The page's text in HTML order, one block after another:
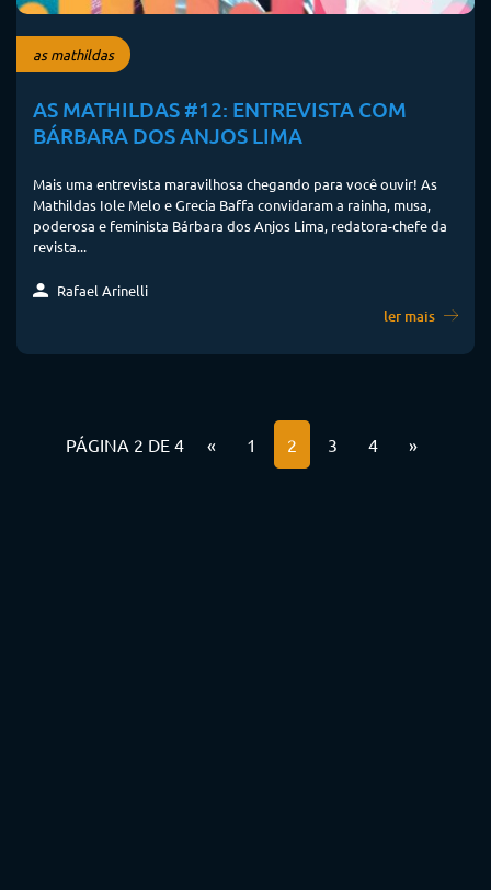
as mathildas
AS MATHILDAS #12: ENTREVISTA COM
BÁRBARA DOS ANJOS LIMA
Mais uma entrevista maravilhosa chegando para você ouvir! As
Mathildas Iole Melo e Grecia Baffa convidaram a rainha, musa,
poderosa e feminista Bárbara dos Anjos Lima, redatora-chefe da
revista...
Rafael Arinelli
ler mais
PÁGINA 2 DE 4 « 1 2 3 4 »